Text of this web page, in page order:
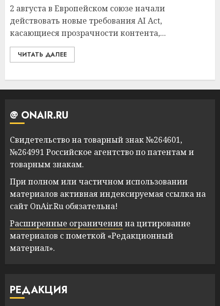
2 августа в Европейском союзе начали
действовать новые требования AI Act,
касающиеся прозрачности контента,...
ЧИТАТЬ ДАЛЕЕ
@ ONAIR.RU
Свидетельство на товарный знак №264601,
№264991 Российское агентство по патентам и
товарным знакам.
При полном или частичном использовании
материалов активная индексируемая ссылка на
сайт OnAir.Ru обязательна!
Расширенные ограниченияна цитирование
материалов с пометкой «Редакционный
материал».
РЕДАКЦИЯ